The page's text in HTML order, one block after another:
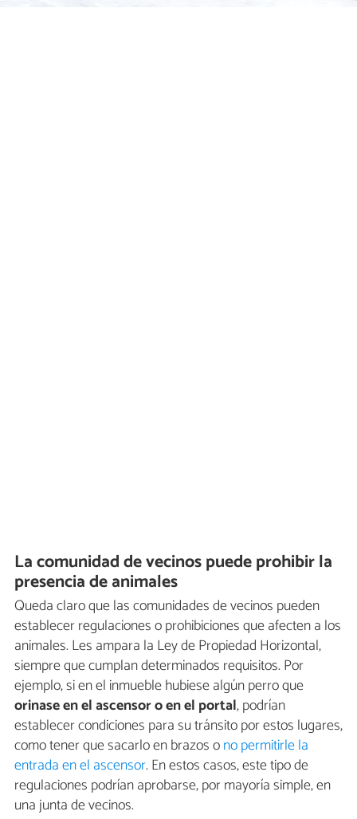
La comunidad de vecinos puede prohibir la
presencia de animales
Queda claro que las comunidades de vecinos pueden
establecer regulaciones o prohibiciones que afecten a los
animales. Les ampara la Ley de Propiedad Horizontal,
siempre que cumplan determinados requisitos. Por
ejemplo, si en el inmueble hubiese algún perro que
orinase en el ascensor o en el portal, podrían
establecer condiciones para su tránsito por estos lugares,
como tener que sacarlo en brazos ono permitirle la
entrada en el ascensor. En estos casos, este tipo de
regulaciones podrían aprobarse, por mayoría simple, en
una junta de vecinos.